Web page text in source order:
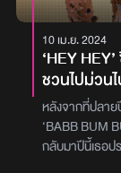
10 เม.ย. 2024
‘HEY
ชวนไปม่วน
หลังจากที่ปลา
‘BABB BUM
กลับมาปีนี้เธอป